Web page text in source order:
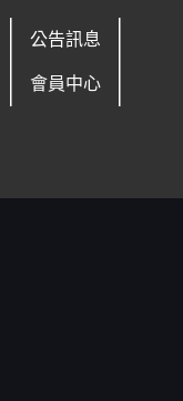
去敲定看片時間
公告訊息
會員中心